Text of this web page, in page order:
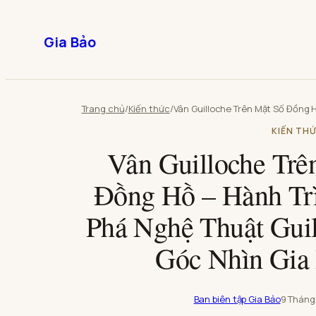
nội
Gia Bảo
Trang chủ/Kiến thức/
KIẾN
Vân Guilloche
Đồng Hồ – Hành
Phá Nghệ Thuật
Góc Nhìn Gia
Ban biên tập Gia Bảo9